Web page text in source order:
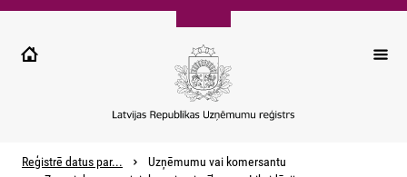
Pārlekt
galveno
Reģistrē datus par...
Uzņēmumu vai komersantu